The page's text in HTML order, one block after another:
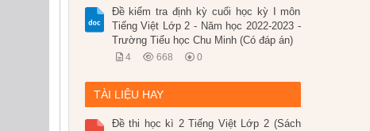
Đề kiểm tra định kỳ cuối học kỳ I môn
Tiếng Việt Lớp 2 - Năm học 2022-2023 -
Trường Tiểu học Chu Minh (Có đáp án)
4 668 0
TÀI LIỆU HAY
Đề thi học kì 2 Tiếng Việt Lớp 2 (Sách